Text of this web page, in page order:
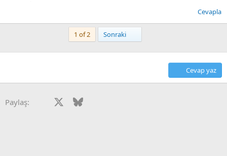
Cevapla
1 of 2 Sonraki
Cevap yaz
Paylaş: Facebook Bluesky